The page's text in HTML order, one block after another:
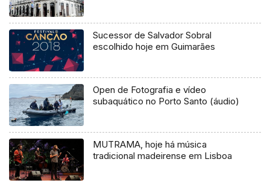
Sucessor de Salvador Sobral
escolhido hoje em Guimarães
Open de Fotografia e vídeo
subaquático no Porto Santo (áudio)
MUTRAMA, hoje há música
tradicional madeirense em Lisboa